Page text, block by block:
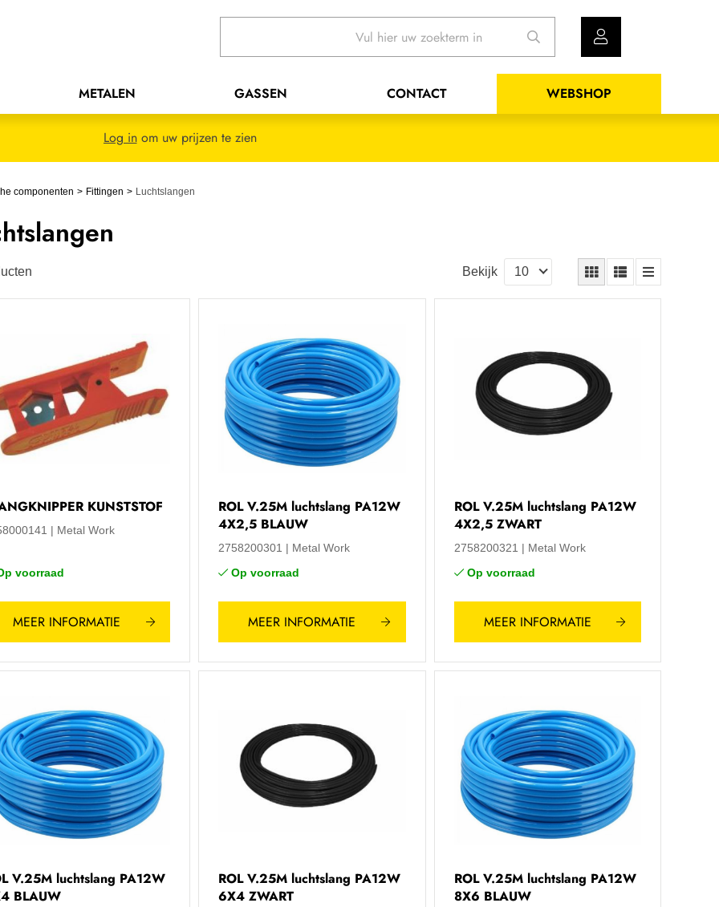
METALEN GASSEN CONTACT WEBSHOP
Log inom uw prijzen te zien
componenten Fittingen Luchtslangen
Bekijk
KUNSTSTOF
Metal Work
voorraad
MEER INFORMATIE
ROL V.25M luchtslang PA12W
4X2,5 BLAUW
2758200301
Metal Work
Op voorraad
MEER INFORMATIE
ROL V.25M luchtslang PA12W
4X2,5 ZWART
2758200321
Metal Work
Op voorraad
MEER INFORMATIE
V.25M luchtslang PA12W
BLAUW
ROL V.25M luchtslang PA12W
6X4 ZWART
ROL V.25M luchtslang PA12W
8X6 BLAUW